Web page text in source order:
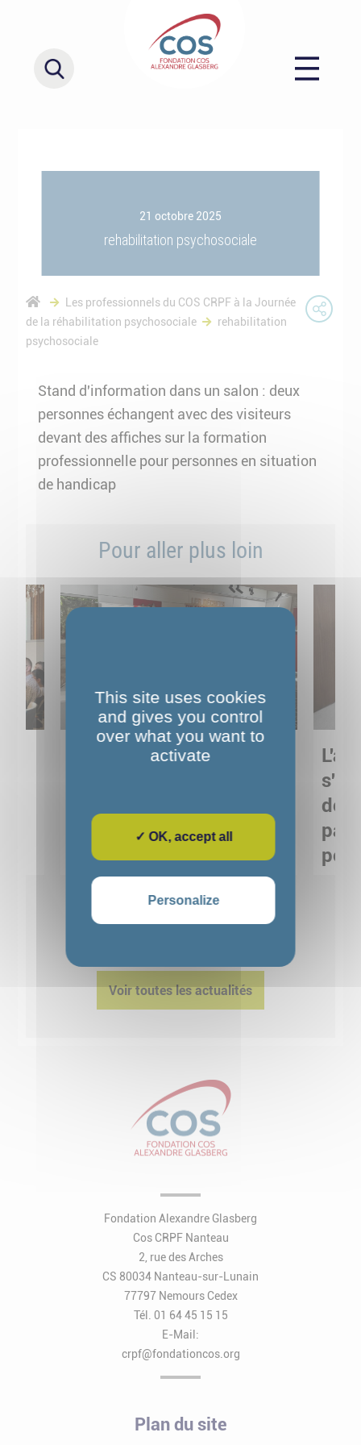
21 octobre 2025
rehabilitation psychosociale
Les professionnels du COS CRPF à la Journée
de la réhabilitation psychosociale
rehabilitation
psychosociale
Stand d'information dans un salon : deux
personnes échangent avec des visiteurs
devant des affiches sur la formation
professionnelle pour personnes en situation
de handicap
Pour aller plus loin
Sortie pédagogique au
autrement grâce à la
culture
Voir détails
de
1 2 3 4 5
Voir toutes les actualités
Fondation Alexandre Glasberg
Cos CRPF Nanteau
2, rue des Arches
CS 80034 Nanteau-sur-Lunain
77797 Nemours Cedex
Tél. 01 64 45 15 15
E-Mail:
crpf@fondationcos.org
Plan du site
This site uses cookies
and gives you control
over what you want to
activate
✓ OK, accept all
Personalize